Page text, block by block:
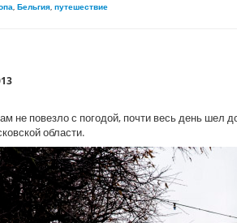
, Бельгия, путешествие
не повезло с погодой, почти весь день
области.